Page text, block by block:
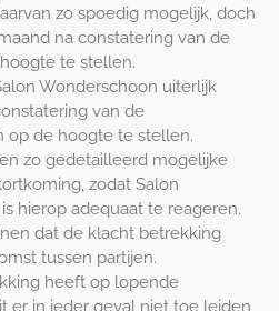
zo spoedig mogelijk, doch
na constatering van de
te stellen.
Wonderschoon uiterlijk
van de
op de hoogte te stellen.
zo gedetailleerd mogelijke
zodat Salon
hierop adequaat te reageren.
dat de klacht betrekking
tussen partijen.
heeft op lopende
er in ieder geval niet toe leiden